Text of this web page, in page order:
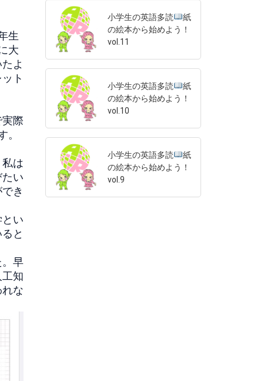
生
大
よ
ト
際
。
は
い
き
とい
と
早
知
な
小学生の英語多読
紙
の絵本から始めよう！
vol.11
小学生の英語多読
紙
の絵本から始めよう！
vol.10
小学生の英語多読
紙
の絵本から始めよう！
vol.9